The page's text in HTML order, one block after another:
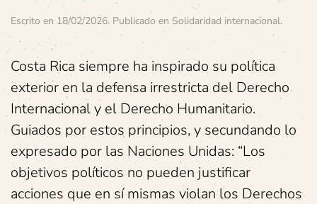
Escrito en 18/02/2026. Publicado en Solidaridad internacional.
Costa Rica siempre ha inspirado su política
exterior en la defensa irrestricta del Derecho
Internacional y el Derecho Humanitario.
Guiados por estos principios, y secundando lo
expresado por las Naciones Unidas: “Los
objetivos políticos no pueden justificar
acciones que en sí mismas violan los Derechos